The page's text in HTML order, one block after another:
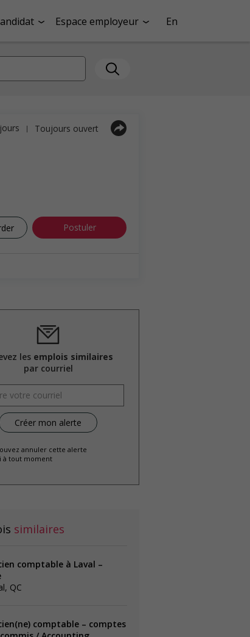
Espace employeur En
Postuler
| Toujours ouvert
les emplois similaires
par courriel
annuler cette alerte
à tout moment
similaires
comptable à Laval –
QC
comptable – comptes